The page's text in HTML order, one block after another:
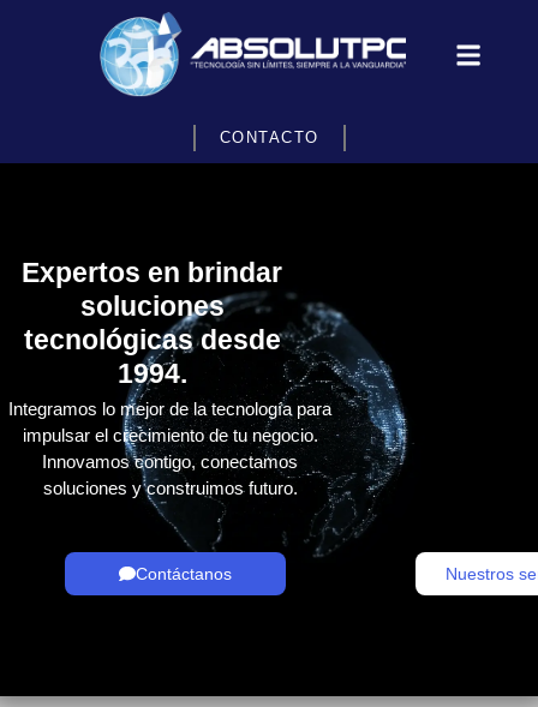
CONTACTO
Expertos en brindar
soluciones
tecnológicas desde
1994.
Integramos lo mejor de la tecnología para
impulsar el crecimiento de tu negocio.
Innovamos contigo, conectamos
soluciones y construimos futuro.
Contáctanos Nuestros